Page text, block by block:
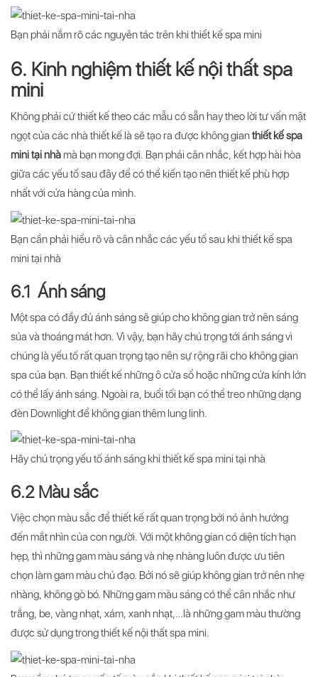
Bạn phải nắm rõ các nguyên tác trên khi thiết kế spa mini
6. Kinh nghiệm thiết kế nội thất spa
mini
Không phải cứ thiết kế theo các mẫu có sẵn hay theo lời tư vấn mật
ngọt của các nhà thiết kế là sẽ tạo ra được không gianthiết kế spa
mini tại nhàmà bạn mong đợi. Bạn phải cân nhắc, kết hợp hài hòa
giữa các yếu tố sau đây để có thể kiến tạo nên thiết kế phù hợp
nhất với cửa hàng của mình.
Bạn cần phải hiểu rõ và cân nhắc các yếu tố sau khi thiết kế spa
mini tại nhà
6.1 Ánh sáng
Một spa có đầy đủ ánh sáng sẽ giúp cho không gian trở nên sáng
sủa và thoáng mát hơn. Vì vậy, bạn hãy chú trọng tới ánh sáng vì
chúng là yếu tố rất quan trọng tạo nên sự rộng rãi cho không gian
spa của bạn. Bạn thiết kế những ô cửa sổ hoặc những cửa kính lớn
có thể lấy ánh sáng. Ngoài ra, buổi tối bạn có thể treo những dạng
đèn Downlight để không gian thêm lung linh.
Hãy chú trọng yếu tố ánh sáng khi thiết kế spa mini tại nhà
6.2 Màu sắc
Việc chọn màu sắc để thiết kế rất quan trọng bởi nó ảnh hưởng
đến mắt nhìn của con người. Với một không gian có diện tích hạn
hẹp, thì những gam màu sáng và nhẹ nhàng luôn được ưu tiên
chọn làm gam màu chủ đạo. Bởi nó sẽ giúp không gian trở nên nhẹ
nhàng, không gò bó. Những gam màu sáng có thể cân nhắc như
trắng, be, vàng nhạt, xám, xanh nhạt,…là những gam màu thường
được sử dụng trong thiết kế nội thất spa mini.